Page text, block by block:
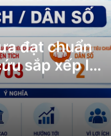
đạt chuẩn
sắp xếp lại